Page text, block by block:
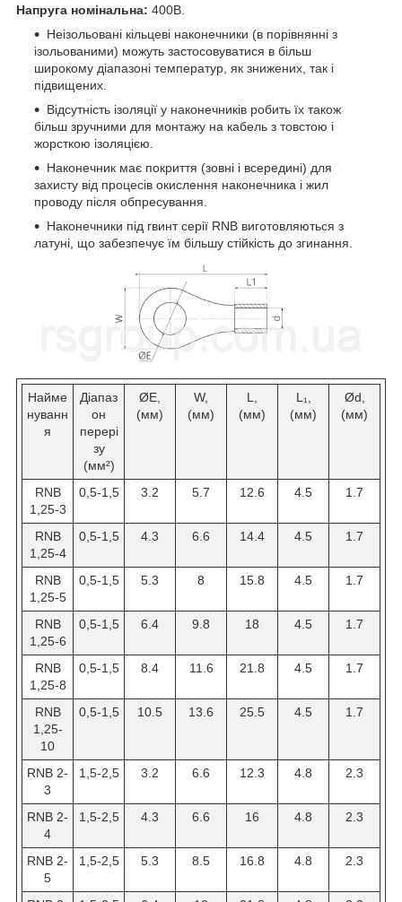
Напруга номінальна: 400В.
Неізольовані кільцеві наконечники (в порівнянні з
ізольованими) можуть застосовуватися в більш
широкому діапазоні температур, як знижених, так і
підвищених.
Відсутність ізоляції у наконечників робить їх також
більш зручними для монтажу на кабель з товстою і
жорсткою ізоляцією.
Наконечник має покриття (зовні і всередині) для
захисту від процесів окислення наконечника і жил
проводу після обпресування.
Наконечники під гвинт серії RNB виготовляються з
латуні, що забезпечує їм більшу стійкість до згинання.
Найме
нуванн
я
Діапаз
он
перері
зу
(мм²)
ØE,
(мм)
W,
(мм)
L,
(мм)
L₁,
(мм)
Ød,
(мм)
RNB
1,25-3
0,5-1,5 3.2 5.7 12.6 4.5 1.7
RNB
1,25-4
0,5-1,5 4.3 6.6 14.4 4.5 1.7
RNB
1,25-5
0,5-1,5 5.3 8 15.8 4.5 1.7
RNB
1,25-6
0,5-1,5 6.4 9.8 18 4.5 1.7
RNB
1,25-8
0,5-1,5 8.4 11.6 21.8 4.5 1.7
RNB
1,25-
10
0,5-1,5 10.5 13.6 25.5 4.5 1.7
RNB 2-
3
1,5-2,5 3.2 6.6 12.3 4.8 2.3
RNB 2-
4
1,5-2,5 4.3 6.6 16 4.8 2.3
RNB 2-
5
1,5-2,5 5.3 8.5 16.8 4.8 2.3